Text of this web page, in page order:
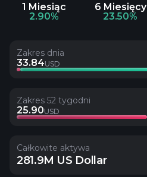
1 Miesiąc
2.90%
6 Miesięcy
23.50%
Zakres dnia
33.84USD
Zakres 52 tygodni
25.90USD
Całkowite aktywa
281.9M US Dollar